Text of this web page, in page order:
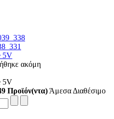
5V
ακόμη
5V
Προϊόν(ντα) Άμεσα Διαθέσιμο